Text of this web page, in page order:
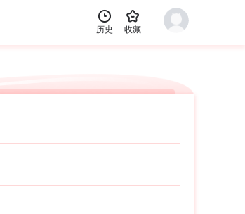

历史

收藏